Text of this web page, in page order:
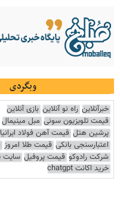
وبگردی
خبرآنلاین راه نو آنلاین بازی آنلاین
قیمت تلویزیون سونی مبل مینیمال
پرشین هتل قیمت آهن فولاد
اعتبارسنجی بانکی قیمت طلا امروز
شرکت رادوکو قیمت پروفیل سایت
خرید اکانت chatgpt